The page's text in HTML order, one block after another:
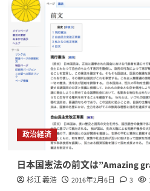
政治経済
日本国憲法の前文は”Amazing
杉江 義浩 2016年2月6日 3